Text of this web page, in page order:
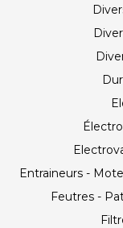
Entraineurs -
Feutres -